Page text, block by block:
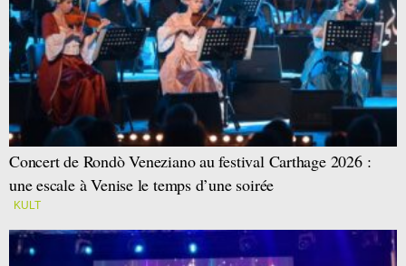
Concert de Rondò Veneziano au festival Carthage 2026 :
une escale à Venise le temps d’une soirée
KULT